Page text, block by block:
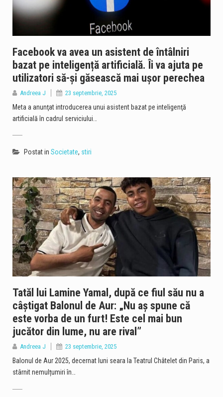
Facebook va avea un asistent de întâlniri
bazat pe inteligență artificială. Îi va ajuta pe
utilizatori să-şi găsească mai uşor perechea
Andreea J 23 septembrie, 2025
Meta a anunţat introducerea unui asistent bazat pe inteligenţă
artificială în cadrul serviciului…
Postat in Societate, stiri
Tatăl lui Lamine Yamal, după ce fiul său nu a
câştigat Balonul de Aur: „Nu aş spune că
este vorba de un furt! Este cel mai bun
jucător din lume, nu are rival”
Andreea J 23 septembrie, 2025
Balonul de Aur 2025, decernat luni seara la Teatrul Châtelet din Paris, a
stârnit nemulțumiri în…